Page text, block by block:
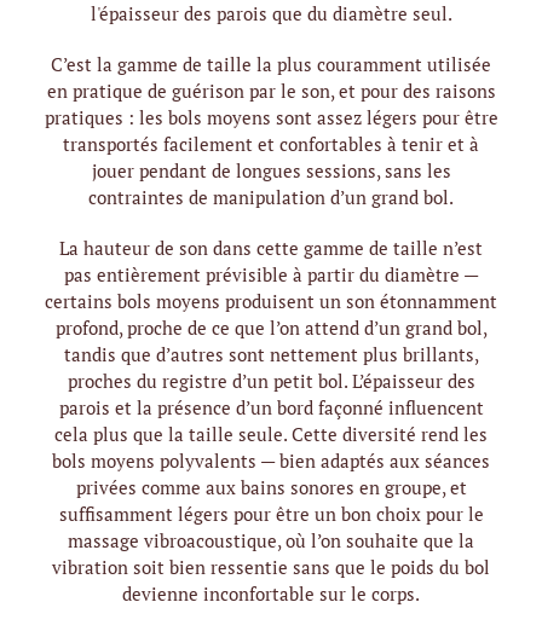
l'épaisseur des parois que du diamètre seul.
C’est la gamme de taille la plus couramment utilisée
en pratique de guérison par le son, et pour des raisons
pratiques : les bols moyens sont assez légers pour être
transportés facilement et confortables à tenir et à
jouer pendant de longues sessions, sans les
contraintes de manipulation d’un grand bol.
La hauteur de son dans cette gamme de taille n’est
pas entièrement prévisible à partir du diamètre —
certains bols moyens produisent un son étonnamment
profond, proche de ce que l’on attend d’un grand bol,
tandis que d’autres sont nettement plus brillants,
proches du registre d’un petit bol. L’épaisseur des
parois et la présence d’un bord façonné influencent
cela plus que la taille seule. Cette diversité rend les
bols moyens polyvalents — bien adaptés aux séances
privées comme aux bains sonores en groupe, et
suffisamment légers pour être un bon choix pour le
massage vibroacoustique, où l’on souhaite que la
vibration soit bien ressentie sans que le poids du bol
devienne inconfortable sur le corps.